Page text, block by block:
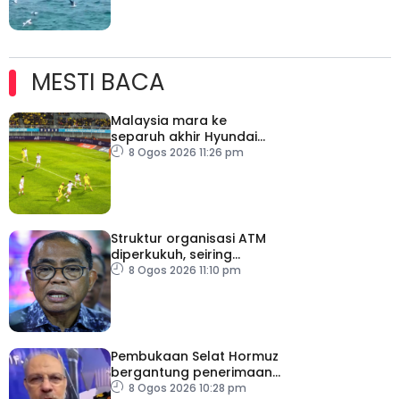
MESTI BACA
Malaysia mara ke
separuh akhir Hyundai
ASEAN Cup
8 Ogos 2026 11:26 pm
Struktur organisasi ATM
diperkukuh, seiring
pemodenan aset
8 Ogos 2026 11:10 pm
Pembukaan Selat Hormuz
bergantung penerimaan
AS – IRGC
8 Ogos 2026 10:28 pm